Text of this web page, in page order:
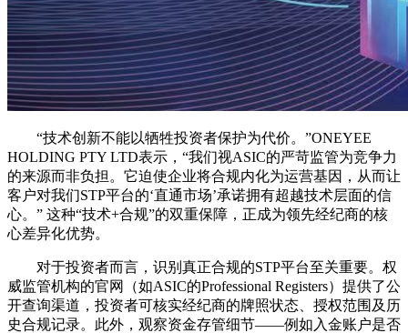
“技术创新不能以牺牲投资者保护为代价。”ONEYEE
HOLDING PTY LTD表示，“我们视ASIC的严苛监管为竞争力
的来源而非负担。它迫使企业将合规内化为运营基因，从而让
客户对我们STP平台的‘直通市场’承诺拥有超越技术层面的信
心。” 这种“技术+合规”的双重保障，正成为领先经纪商的核
心差异化优势。
对于投资者而言，识别真正合规的STP平台至关重要。权
威监管机构的官网（如ASIC的Professional Registers）提供了公
开查询渠道，投资者可核实经纪商的牌照状态、授权范围及历
史合规记录。此外，观察资金存管细节——例如入金账户是否